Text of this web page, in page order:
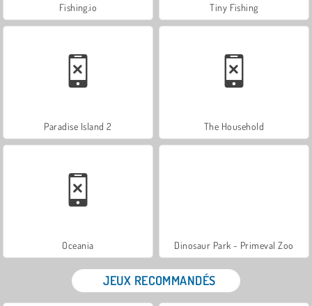
Fishing.io Tiny Fishing
Paradise Island 2 The Household
Oceania Dinosaur Park - Primeval Zoo
JEUX RECOMMANDÉS